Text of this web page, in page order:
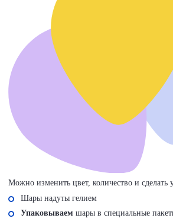
Можно изменить цвет, количество и сделать
Шары надуты гелием
Упаковываем шары в специальные